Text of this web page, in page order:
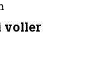
voller